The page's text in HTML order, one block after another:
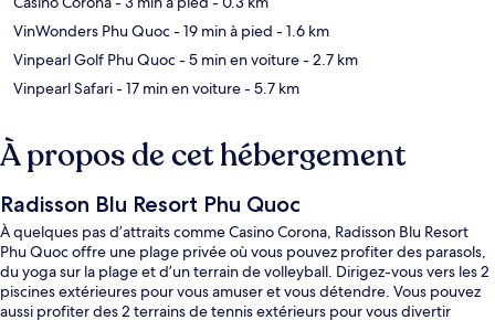
VinWonders Phu Quoc- 19 min à pied - 1.6 km
Vinpearl Golf Phu Quoc- 5 min en voiture- 2.7 km
Vinpearl Safari- 17 min en voiture- 5.7 km
À propos de cet hébergement
Radisson Blu Resort Phu Quoc
À quelques pas d’attraits comme Casino Corona, Radisson Blu Resort
Phu Quoc offre une plage privée où vous pouvez profiter des parasols,
du yoga sur la plage et d’un terrain de volleyball. Dirigez-vous vers les 2
piscines extérieures pour vous amuser et vous détendre. Vous pouvez
aussi profiter des 2 terrains de tennis extérieurs pour vous divertir